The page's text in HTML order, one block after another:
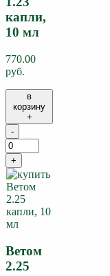
капли,
10 мл
770.00
руб.
в
корзину
+
-
+
Ветом
2.25